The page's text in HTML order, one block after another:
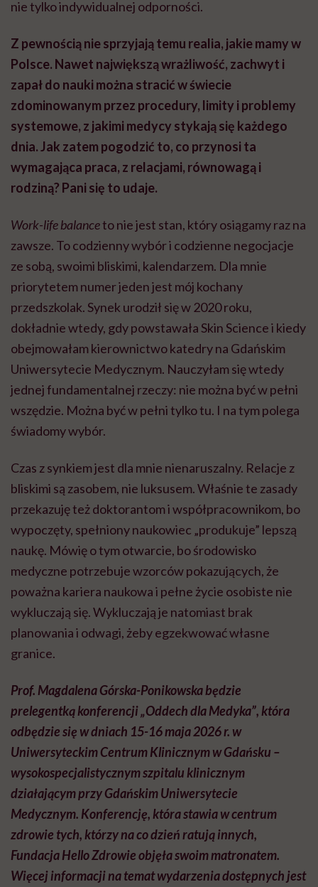
nie tylko indywidualnej odporności.
Z pewnością nie sprzyjają temu realia, jakie mamy w
Polsce. Nawet największą wrażliwość, zachwyt i
zapał do nauki można stracić w świecie
zdominowanym przez procedury, limity i problemy
systemowe, z jakimi medycy stykają się każdego
dnia. Jak zatem pogodzić to, co przynosi ta
wymagająca praca, z relacjami, równowagą i
rodziną? Pani się to udaje.
Work-life balanceto nie jest stan, który osiągamy raz na
zawsze. To codzienny wybór i codzienne negocjacje
ze sobą, swoimi bliskimi, kalendarzem. Dla mnie
priorytetem numer jeden jest mój kochany
przedszkolak. Synek urodził się w 2020 roku,
dokładnie wtedy, gdy powstawała Skin Science i kiedy
obejmowałam kierownictwo katedry na Gdańskim
Uniwersytecie Medycznym. Nauczyłam się wtedy
jednej fundamentalnej rzeczy: nie można być w pełni
wszędzie. Można być w pełni tylko tu. I na tym polega
świadomy wybór.
Czas z synkiem jest dla mnie nienaruszalny. Relacje z
bliskimi są zasobem, nie luksusem. Właśnie te zasady
przekazuję też doktorantom i współpracownikom, bo
wypoczęty, spełniony naukowiec „produkuje” lepszą
naukę. Mówię o tym otwarcie, bo środowisko
medyczne potrzebuje wzorców pokazujących, że
poważna kariera naukowa i pełne życie osobiste nie
wykluczają się. Wykluczają je natomiast brak
planowania i odwagi, żeby egzekwować własne
granice.
Prof. Magdalena Górska-Ponikowska będzie
prelegentką konferencji „Oddech dla Medyka”, która
odbędzie się w dniach 15-16 maja 2026 r. w
Uniwersyteckim Centrum Klinicznym w Gdańsku –
wysokospecjalistycznym szpitalu klinicznym
działającym przy Gdańskim Uniwersytecie
Medycznym. Konferencję, która stawia w centrum
zdrowie tych, którzy na co dzień ratują innych,
Fundacja Hello Zdrowie objęła swoim matronatem.
Więcej informacji na temat wydarzenia dostępnych jest